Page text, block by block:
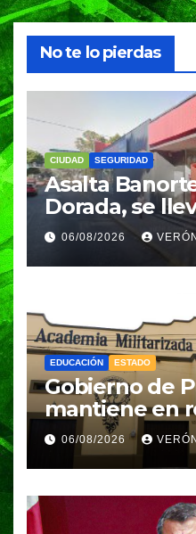
No te lo pierdas
CIUDAD SEGURIDAD
Asalta
Dorada, se
pesos
06/08/2026
EDUCACIÓN ESTADO
Gobierno de
mantiene en
Academia
seguir
06/08/2026